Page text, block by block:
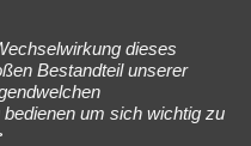
Neue Geschlossen
dieses
Bestandteil unserer
um sich wichtig zu